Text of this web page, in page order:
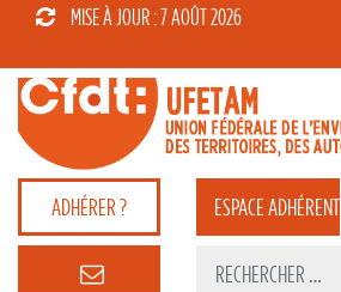
MISE À JOUR : 7 AOÛT 2026
ADHÉRER ? ESPACEADHÉRENT